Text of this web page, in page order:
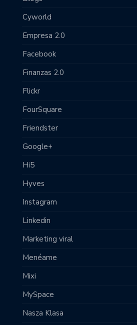
Cyworld
Empresa 2.0
Facebook
Finanzas 2.0
Flickr
FourSquare
Friendster
Google+
Hi5
Hyves
Instagram
Linkedin
Marketing viral
Menéame
Mixi
MySpace
Nasza Klasa